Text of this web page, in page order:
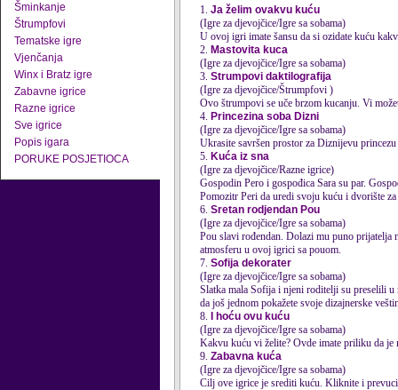
Šminkanje
Štrumpfovi
Tematske igre
Vjenčanja
Winx i Bratz igre
Zabavne igrice
Razne igrice
Sve igrice
Popis igara
PORUKE POSJETIOCA
1. Ja želim ovakvu kuću
(Igre za djevojčice/Igre sa sobama)
U ovoj igri imate šansu da si ozidate kuću
2. Mastovita kuca
(Igre za djevojčice/Igre sa sobama)
3. Strumpovi daktilografija
(Igre za djevojčice/Štrumpfovi )
Ovo štrumpovi se uče brzom kucanju. Vi
4. Princezina soba Dizni
(Igre za djevojčice/Igre sa sobama)
Ukrasite savršen prostor za Diznijevu
5. Kuća iz sna
(Igre za djevojčice/Razne igrice)
Gospodin Pero i gospođica Sara su par.
Pomozitr Peri da uredi svoju kuću i dvorište
6. Sretan rodjendan Pou
(Igre za djevojčice/Igre sa sobama)
Pou slavi rođendan. Dolazi mu puno prijatelja
atmosferu u ovoj igrici sa pouom.
7. Sofija dekorater
(Igre za djevojčice/Igre sa sobama)
Slatka mala Sofija i njeni roditelji su preselili u
da još jednom pokažete svoje ​​dizajnerske
8.
I hoću ovu kuću
(Igre za djevojčice/Igre sa sobama)
Kakvu kuću vi želite? Ovde imate priliku da je
9. Zabavna kuća
(Igre za djevojčice/Igre sa sobama)
Cilj ove igrice je srediti kuću. Kliknite i